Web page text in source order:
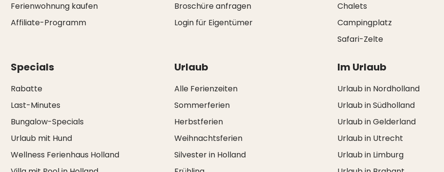
Ferienwohnung kaufen
Affiliate-Programm
Broschüre anfragen
Login für Eigentümer
Chalets
Campingplatz
Safari-Zelte
Specials
Rabatte
Last-Minutes
Bungalow-Specials
Urlaub mit Hund
Wellness Ferienhaus Holland
Urlaub
Alle Ferienzeiten
Sommerferien
Herbstferien
Weihnachtsferien
Silvester in Holland
Im Urlaub
Urlaub in Nordholland
Urlaub in Südholland
Urlaub in Gelderland
Urlaub in Utrecht
Urlaub in Limburg